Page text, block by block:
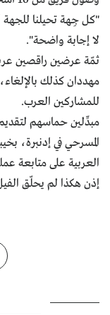
"كل جِهة تحيلنا
لا إجابة واضحة".
ثمّة عرضين راقصين
مهددان كذلك
للمشاركين العرب.
مبدِّلين حماسهم
المسرحي في إدنبرة،
العربية على متابعة
إذن هكذا لم يحلّق